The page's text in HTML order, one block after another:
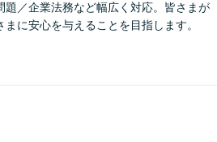
題／企業法務など幅広く対応。皆さまが
に安心を与えることを目指します。